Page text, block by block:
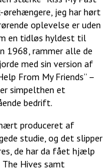
ørehængere, jeg har hørt
oplevelse er uden
en tidløs hyldest til
1968, rammer alle de
med sin version af
From My Friends” –
simpelthen et
bedrift.
produceret af
studie, og det slipper
de har da fået hjælp
Hives samt